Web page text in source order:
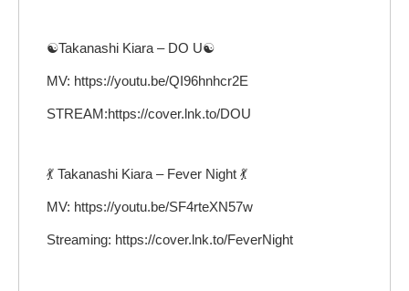
☯Takanashi Kiara – DO U☯
MV: https://youtu.be/QI96hnhcr2E
STREAM:https://cover.lnk.to/DOU
💃 Takanashi Kiara – Fever Night 💃
MV: https://youtu.be/SF4rteXN57w
Streaming: https://cover.lnk.to/FeverNight